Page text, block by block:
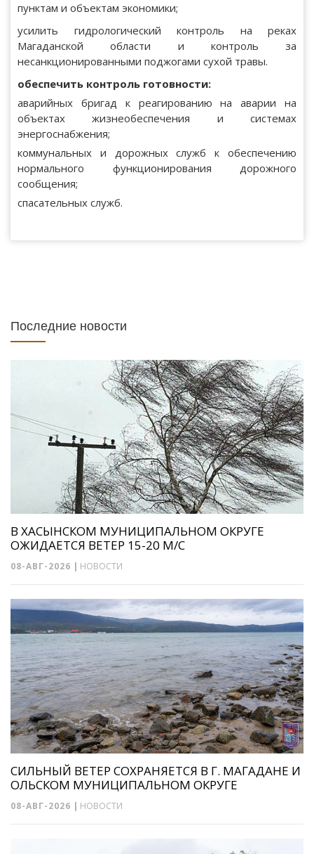
пунктам и объектам экономики;
усилить гидрологический контроль на реках
Магаданской области и контроль за
несанкционированными поджогами сухой травы.
обеспечить контроль готовности:
аварийных бригад к реагированию на аварии на
объектах жизнеобеспечения и системах
энергоснабжения;
коммунальных и дорожных служб к обеспечению
нормального функционирования дорожного
сообщения;
спасательных служб.
Последние новости
В ХАСЫНСКОМ МУНИЦИПАЛЬНОМ ОКРУГЕ
ОЖИДАЕТСЯ ВЕТЕР 15-20 М/С
08-АВГ-2026 | НОВОСТИ
СИЛЬНЫЙ ВЕТЕР СОХРАНЯЕТСЯ В Г. МАГАДАНЕ И
ОЛЬСКОМ МУНИЦИПАЛЬНОМ ОКРУГЕ
08-АВГ-2026 | НОВОСТИ